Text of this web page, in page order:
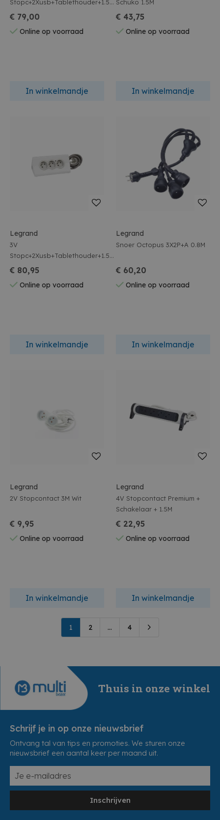
Stopc+2Xusb+Tablethouder+1.5M
Zw
€ 79,00
Online op voorraad
In winkelmandje
Schuko 1.5M
€ 43,75
Online op voorraad
In winkelmandje
Legrand
3V
Stopc+2Xusb+Tablethouder+1.5M
W
€ 80,95
Online op voorraad
In winkelmandje
Legrand
Snoer Octopus 3X2P+A 0.8M
€ 60,20
Online op voorraad
In winkelmandje
Legrand
2V Stopcontact 3M Wit
€ 9,95
Online op voorraad
In winkelmandje
Legrand
4V Stopcontact Premium +
Schakelaar + 1.5M
€ 22,95
Online op voorraad
In winkelmandje
1 2 ... 4
Thuis in onze winkel
Schrijf je in op onze nieuwsbrief
Ontvang tal van tips en promoties. We sturen onze
nieuwsbrief een aantal keer per maand uit.
Inschrijven